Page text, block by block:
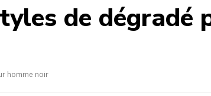
de dégradé
homme noir